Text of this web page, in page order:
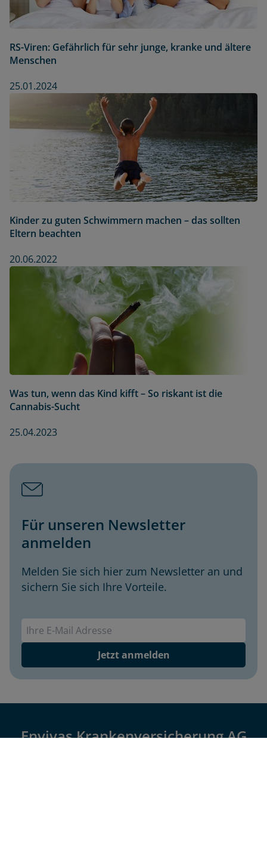
RS-Viren: Gefährlich für sehr junge, kranke und ältere
Menschen
25.01.2024
Kinder zu guten Schwimmern machen – das sollten
Eltern beachten
20.06.2022
Was tun, wenn das Kind kifft – So riskant ist die
Cannabis-Sucht
25.04.2023
Für unseren Newsletter
anmelden
Melden Sie sich hier zum Newsletter an und
sichern Sie sich Ihre Vorteile.
Jetzt anmelden
Envivas Krankenversicherung AG